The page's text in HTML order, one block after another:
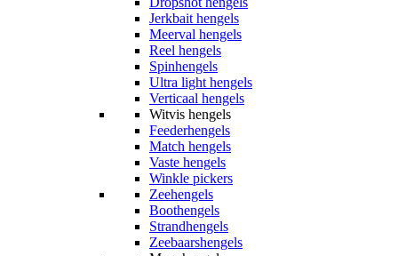
Jerkbait hengels
Meerval hengels
Reel hengels
Spinhengels
Ultra light hengels
Verticaal hengels
Witvis hengels
Feederhengels
Match hengels
Vaste hengels
Winkle pickers
Zeehengels
Boothengels
Strandhengels
Zeebaarshengels